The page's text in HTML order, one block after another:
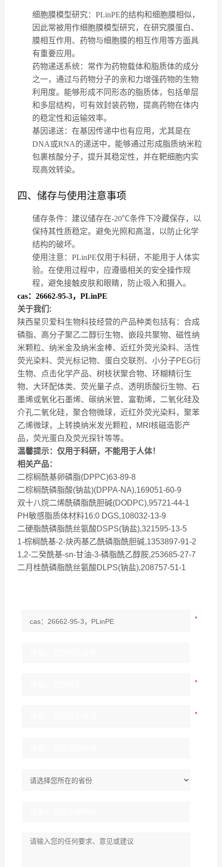
细胞膜模型研究：PLinPE的结构和细胞膜相似，
因此常被用作细胞膜模型研究，在研究膜蛋白、
膜相互作用、药物与细胞膜的相互作用等方面具
有重要应用。
药物递送系统：常作为药物载体和脂质体的成分
之一，通过与药物分子的亲和力增强药物的生物
利用度。能够形成不同形态的脂质体，包括单层
和多层结构，可有效封装药物，提高药物在体内
的稳定性和运输效率。
基因递送：在基因传递中也有应用，尤其是在
DNA或RNA的递送中，能够通过形成脂质纳米粒
包裹核酸分子，提升其稳定性，并在靶细胞内实
现高效转染。
四、储存与使用注意事项
储存条件：建议储存在-20℃条件下冷藏保存，以
保持其性质稳定。避免光照和高温，以防止化学
结构的破坏。
使用注意 ：PLinPE仅用于科研，不能用于人体实
验。在使用过程中，应遵循相关的安全操作规
程，避免接触皮肤和眼睛，防止吸入和摄入。
cas：26662-95-3，PLinPE
关于我们:
陕西星贝爱科生物科技经营的产品种类包括有：合成
磷脂、高分子聚乙二醇衍生物、嵌段共聚物、磁性纳
米颗粒、纳米金及纳米金棒、近红外荧光染料、活性
荧光染料、荧光标记物、蛋白交联剂、小分子PEG衍
生物、点击化学产品、树枝状聚合物、环糊精衍生
物、大环配体类、荧光量子点、透明质酸衍生物、石
墨烯或氧化石墨烯、碳纳米管、富勒烯，二氧化硅及
介孔二氧化硅，聚合物微球，近红外荧光染料，聚苯
乙烯微球，上转换纳米发光颗粒，MRI核磁造影产
品，荧光蛋白及荧光探针等等。
温馨提示：仅用于科研，不能用于人体！
相关产品：
二棕榈酰基卵磷脂(DPPC)63-89-8
二棕榈酰磷脂酸(钠盐)(DPPA-NA),169051-60-9
双十八烷二烯酰磷脂酰胆碱(DODPC),95721-44-1
PH敏感脂质体材料16:0 DGS,108032-13-9
二硬脂酰磷脂酰丝氨酸DSPS(钠盐),321595-13-5
1-棕榈酰基-2-炔丙基乙酰磷脂酰胆碱,1353897-91-2
1,2-二癸酰基-sn-甘油-3-磷脂酰乙醇胺,253685-27-7
二月桂酰磷脂酰丝氨酸DLPS(钠盐),208757-51-1